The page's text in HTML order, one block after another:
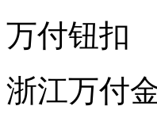
万付钮扣
浙江万付